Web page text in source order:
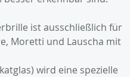
ist ausschließlich für
Moretti und Lauscha mit
wird eine spezielle